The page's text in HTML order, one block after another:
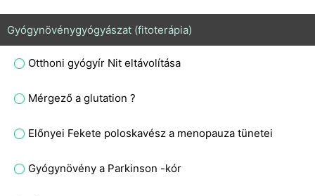
Gyógynövénygyógyászat (fitoterápia)
Otthoni gyógyír Nit eltávolítása
Mérgező a glutation ?
Előnyei Fekete poloskavész a menopauza tünetei
Gyógynövény a Parkinson -kór